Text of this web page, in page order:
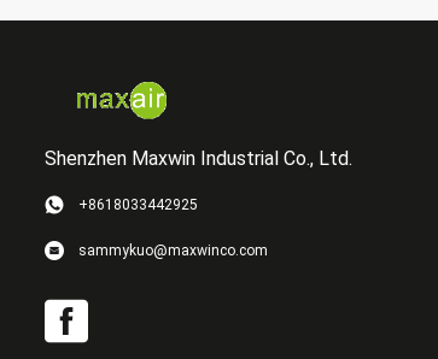
Shenzhen Maxwin Industrial Co., Ltd.
+8618033442925
sammykuo@maxwinco.com